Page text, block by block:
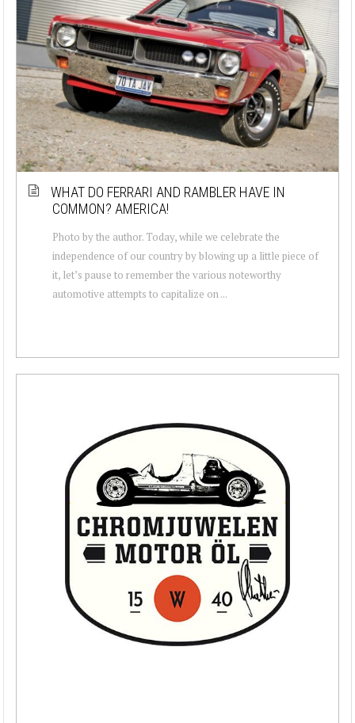
WHAT DO FERRARI AND RAMBLER HAVE IN
COMMON? AMERICA!
Photo by the author. Today, while we celebrate the
independence of our country by blowing up a little piece of
it, let’s pause to remember the various noteworthy
automotive attempts to capitalize on ...